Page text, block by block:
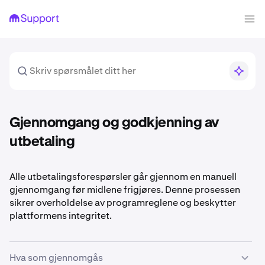
Gjennomgang og godkjenning av
utbetaling
Alle utbetalingsforespørsler går gjennom en manuell
gjennomgang før midlene frigjøres. Denne prosessen
sikrer overholdelse av programreglene og beskytter
plattformens integritet.
Hva som gjennomgås